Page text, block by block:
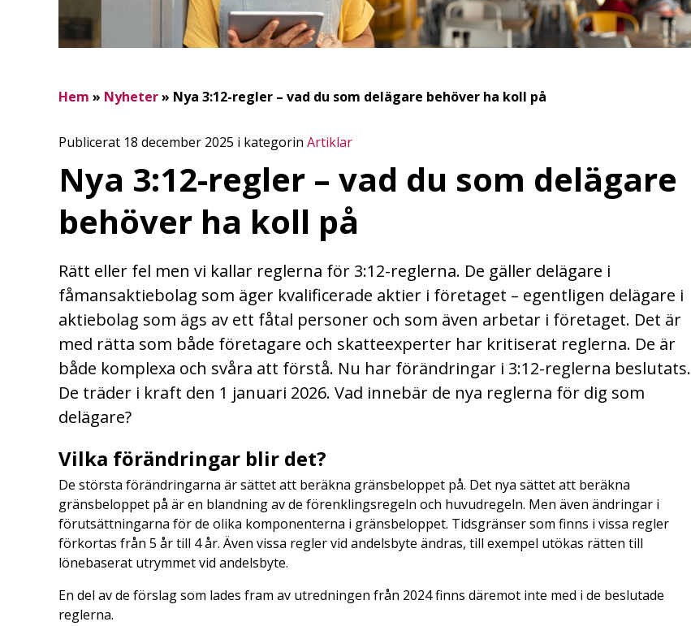
Hem » Nyheter» Nya 3:12-regler – vad du som delägare behöver ha koll på
Publicerat 18 december 2025 i kategorin Artiklar
Nya 3:12-regler – vad du som delägare
behöver ha koll på
Rätt eller fel men vi kallar reglerna för 3:12-reglerna. De gäller delägare i
fåmansaktiebolag som äger kvalificerade aktier i företaget – egentligen delägare i
aktiebolag som ägs av ett fåtal personer och som även arbetar i företaget. Det är
med rätta som både företagare och skatteexperter har kritiserat reglerna. De är
både komplexa och svåra att förstå. Nu har förändringar i 3:12-reglerna beslutats.
De träder i kraft den 1 januari 2026. Vad innebär de nya reglerna för dig som
delägare?
Vilka förändringar blir det?
De största förändringarna är sättet att beräkna gränsbeloppet på. Det nya sättet att beräkna
gränsbeloppet på är en blandning av de förenklingsregeln och huvudregeln. Men även ändringar i
förutsättningarna för de olika komponenterna i gränsbeloppet. Tidsgränser som finns i vissa regler
förkortas från 5 år till 4 år. Även vissa regler vid andelsbyte ändras, till exempel utökas rätten till
lönebaserat utrymmet vid andelsbyte.
En del av de förslag som lades fram av utredningen från 2024 finns däremot inte med i de beslutade
reglerna.